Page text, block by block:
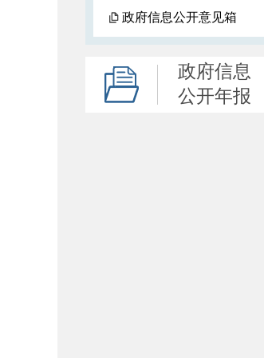
政府信息公开意见箱
政府信息
公开年报